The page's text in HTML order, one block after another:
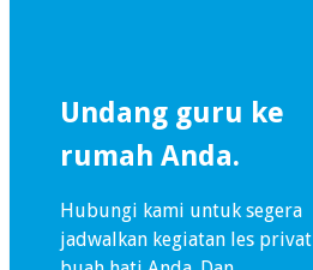
Undang guru ke
rumah Anda.
Hubungi kami untuk segera
jadwalkan kegiatan les privat